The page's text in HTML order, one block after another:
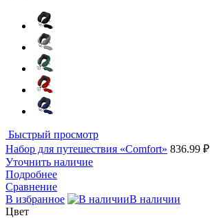
Быстрый просмотр
Набор для путешествия «Comfort» 836.99 ₽
Уточнить наличие
Подробнее
Сравнение
В избранное
В наличии
Цвет